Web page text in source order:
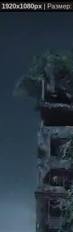
1920x1080px | Размер: